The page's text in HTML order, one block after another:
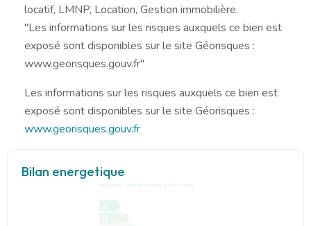
locatif, LMNP, Location, Gestion immobilière.
"Les informations sur les risques auxquels ce bien est
exposé sont disponibles sur le site Géorisques :
www.georisques.gouv.fr"
Les informations sur les risques auxquels ce bien est
exposé sont disponibles sur le site Géorisques :
www.georisques.gouv.fr
Bilan energetique